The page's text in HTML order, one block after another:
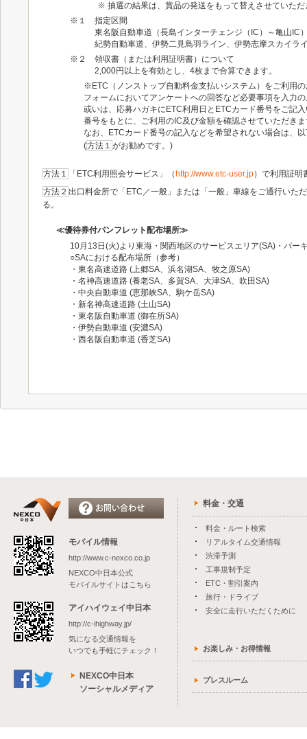
※ 抽選の結果は、賞品の発送をもって替えさせていただ
※１ 指定区間
東名阪自動車道（長島インターチェンジ（IC）～亀山IC）
紀勢自動車道、伊勢二見鳥羽ライン、伊勢志摩スカイラ
※２ 領収書（または利用証明書）について
2,000円以上を有効とし、4枚まで合算できます。
※ETC（ノンストップ自動料金支払いシステム）をご利用
フォームにおいてアンケートへの回答など必要事項を入力
或いは、応募ハガキにETC利用日とETCカード番号をご記
番号をもとに、ご利用のIC及び金額を確認させていただき
なお、ETCカード番号の記入などを希望されない場合は、
(方法１ がお勧めです。)
方法１ 「ETC利用照会サービス」（ http://www.etc-user.jp）で利用証明
方法２ 出口料金所で「ETC／一般」または「一般」車線をご通行いた
る。
≪優待券付パンフレット配布場所≫
10月13日(火)より東海・関西地区のサービスエリア(SA)・パー
○SAにおける配布場所（参考）
・東名高速道路 (上郷SA、浜名湖SA、牧之原SA)
・名神高速道路 (養老SA、多賀SA、大津SA、吹田SA)
・中央自動車道 (恵那峡SA、駒ケ岳SA)
・新名神高速道路 (土山SA)
・東名阪自動車道 (御在所SA)
・伊勢自動車道 (安濃SA)
・西名阪自動車道 (香芝SA)
モバイル情報
http://www.c-nexco.co.jp
NEXCO中日本公式
モバイルサイトはこちら
アイハイウェイ中日本
http://c-ihighway.jp/
気になる交通情報を
いつでも手軽にチェック！
NEXCO中日本
ソーシャルメディア
料金・交通
料金・ルート検索
リアルタイム交通情報
渋滞予測
工事規制予定
ETC・割引案内
旅行・ドライブ
安全に走行いただくために
お楽しみ・お得情報
プレスルーム